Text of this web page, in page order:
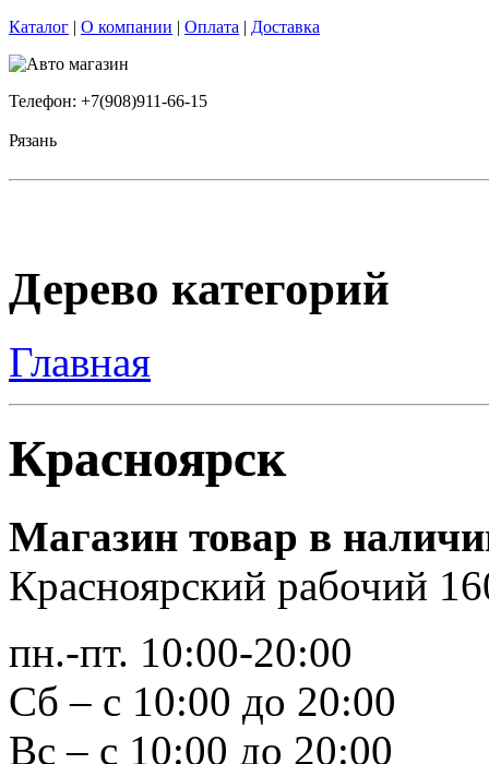
Каталог | О компании | Оплата | Доставка
Телефон: +7(908)911-66-15
Рязань
Дерево категорий
Главная
Красноярск
Магазин товар в
Красноярский рабочий
пн.-пт. 10:00-20:00
Сб – с 10:00 до 20:00
Вс – с 10:00 до 20:00